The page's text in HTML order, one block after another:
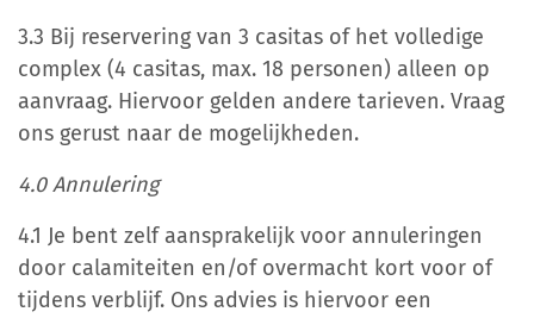
3.3 Bij reservering van 3 casitas of het volledige
complex (4 casitas, max. 18 personen) alleen op
aanvraag. Hiervoor gelden andere tarieven. Vraag
ons gerust naar de mogelijkheden.
4.0 Annulering
4.1 Je bent zelf aansprakelijk voor annuleringen
door calamiteiten en/of overmacht kort voor of
tijdens verblijf. Ons advies is hiervoor een